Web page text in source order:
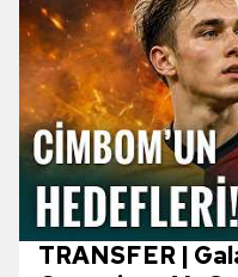
TRANSFER |